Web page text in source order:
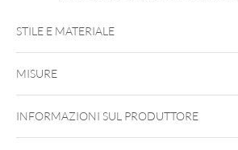
STILE E MATERIALE
MISURE
INFORMAZIONI SUL PRODUTTORE